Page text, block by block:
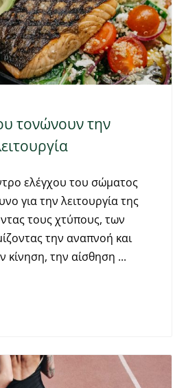
τονώνουν την
ελέγχου του σώματος
για την λειτουργία της
τους χτύπους, των
την αναπνοή και
κίνηση, την αίσθηση